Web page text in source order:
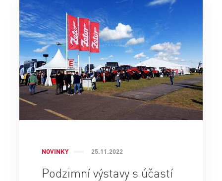
NOVINKY 25.11.2022
Podzimní výstavy s účastí